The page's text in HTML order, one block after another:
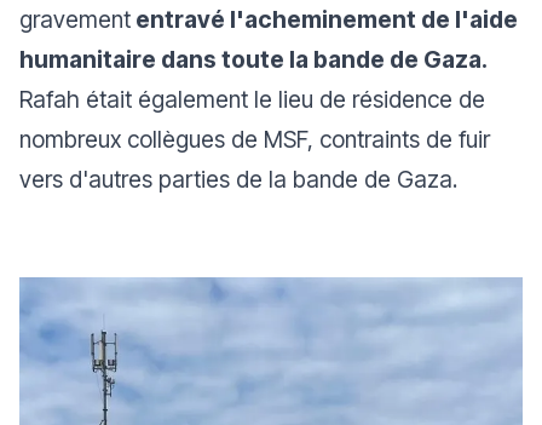
gravement entravé l'acheminement de l'aide
humanitaire dans toute la bande de Gaza.
Rafah était également le lieu de résidence de
nombreux collègues de MSF, contraints de fuir
vers d'autres parties de la bande de Gaza.